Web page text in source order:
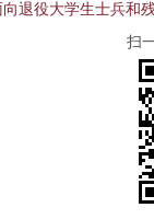
退役大学生士兵和
扫